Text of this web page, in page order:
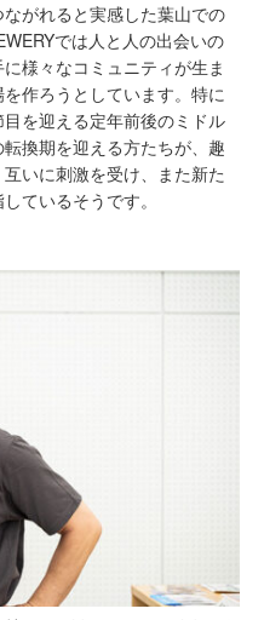
がれると実感した葉山での
では人と人の出会いの
様々なコミュニティが生ま
作ろうとしています。特に
を迎える定年前後のミドル
換期を迎える方たちが、趣
いに刺激を受け、また新た
ているそうです。